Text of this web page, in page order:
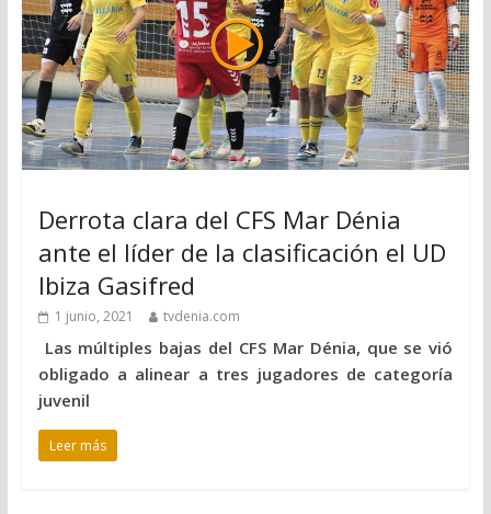
Derrota clara del CFS Mar Dénia
ante el líder de la clasificación el UD
Ibiza Gasifred
1 junio, 2021 tvdenia.com
Las múltiples bajas del CFS Mar Dénia, que se vió
obligado a alinear a tres jugadores de categoría
juvenil
Leer más